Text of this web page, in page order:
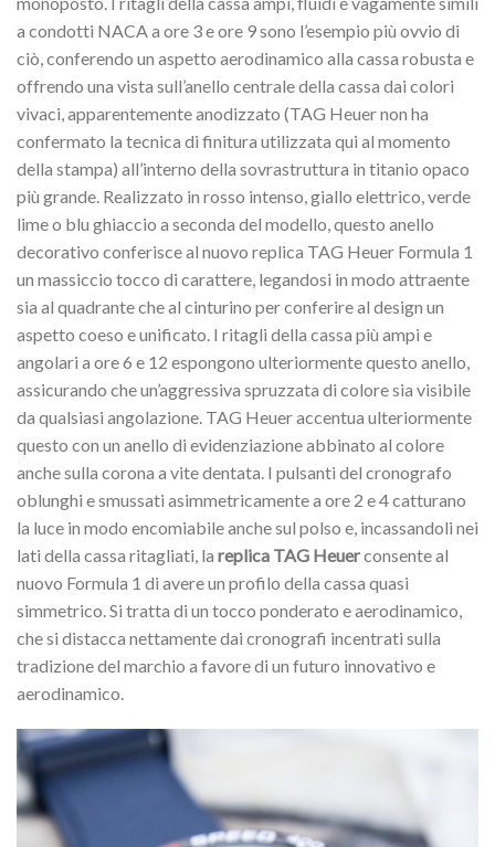
a condotti NACA a ore 3 e ore 9 sono l’esempio più ovvio di
ciò, conferendo un aspetto aerodinamico alla cassa robusta e
offrendo una vista sull’anello centrale della cassa dai colori
vivaci, apparentemente anodizzato (TAG Heuer non ha
confermato la tecnica di finitura utilizzata qui al momento
della stampa) all’interno della sovrastruttura in titanio opaco
più grande. Realizzato in rosso intenso, giallo elettrico, verde
lime o blu ghiaccio a seconda del modello, questo anello
decorativo conferisce al nuovo replica TAG Heuer Formula 1
un massiccio tocco di carattere, legandosi in modo attraente
sia al quadrante che al cinturino per conferire al design un
aspetto coeso e unificato. I ritagli della cassa più ampi e
angolari a ore 6 e 12 espongono ulteriormente questo anello,
assicurando che un’aggressiva spruzzata di colore sia visibile
da qualsiasi angolazione. TAG Heuer accentua ulteriormente
questo con un anello di evidenziazione abbinato al colore
anche sulla corona a vite dentata. I pulsanti del cronografo
oblunghi e smussati asimmetricamente a ore 2 e 4 catturano
la luce in modo encomiabile anche sul polso e, incassandoli nei
lati della cassa ritagliati, la replica TAG Heuerconsente al
nuovo Formula 1 di avere un profilo della cassa quasi
simmetrico. Si tratta di un tocco ponderato e aerodinamico,
che si distacca nettamente dai cronografi incentrati sulla
tradizione del marchio a favore di un futuro innovativo e
aerodinamico.